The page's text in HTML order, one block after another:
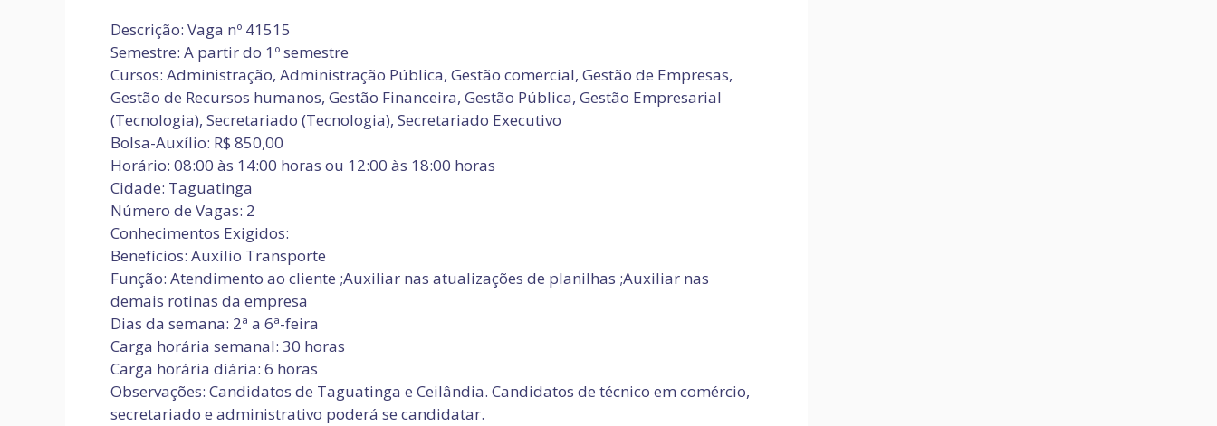
Descrição: Vaga nº 41515
Semestre: A partir do 1º semestre
Cursos: Administração, Administração Pública, Gestão comercial, Gestão de Empresas,
Gestão de Recursos humanos, Gestão Financeira, Gestão Pública, Gestão Empresarial
(Tecnologia), Secretariado (Tecnologia), Secretariado Executivo
Bolsa-Auxílio: R$ 850,00
Horário: 08:00 às 14:00 horas ou 12:00 às 18:00 horas
Cidade: Taguatinga
Número de Vagas: 2
Conhecimentos Exigidos:
Benefícios: Auxílio Transporte
Função: Atendimento ao cliente ;Auxiliar nas atualizações de planilhas ;Auxiliar nas
demais rotinas da empresa
Dias da semana: 2ª a 6ª-feira
Carga horária semanal: 30 horas
Carga horária diária: 6 horas
Observações: Candidatos de Taguatinga e Ceilândia. Candidatos de técnico em comércio,
secretariado e administrativo poderá se candidatar.